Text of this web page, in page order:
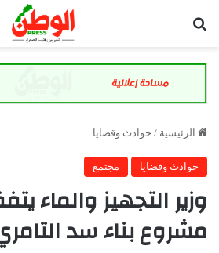
الرئيسية / حوادث وقضايا
حوادث وقضايا مجتمع
وزير التجهيز والماء
مشروع بناء سد